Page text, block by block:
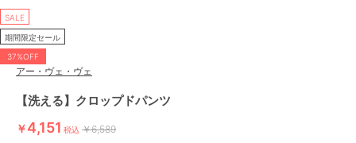
SALE
期間限定セール
37%OFF
アー・ヴェ・ヴェ
【洗える】クロップドパンツ
￥4,151 税込 ￥6,589